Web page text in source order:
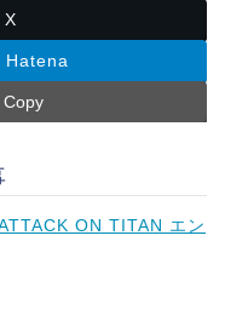
X
Hatena
Copy
ON TITAN エン